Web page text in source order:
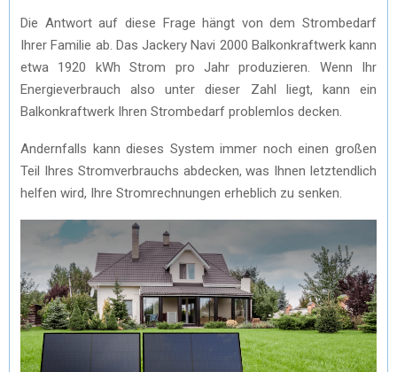
Die Antwort auf diese Frage hängt von dem Strombedarf
Ihrer Familie ab. Das Jackery Navi 2000 Balkonkraftwerk kann
etwa 1920 kWh Strom pro Jahr produzieren. Wenn Ihr
Energieverbrauch also unter dieser Zahl liegt, kann ein
Balkonkraftwerk Ihren Strombedarf problemlos decken.
Andernfalls kann dieses System immer noch einen großen
Teil Ihres Stromverbrauchs abdecken, was Ihnen letztendlich
helfen wird, Ihre Stromrechnungen erheblich zu senken.